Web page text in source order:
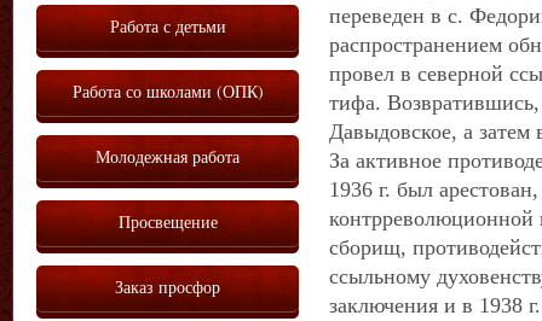
переведен в с.
распространением
провел в северной
тифа.
Давыдовское, а
За активное
1936 г. был
контрреволюционной
сборищ,
ссыльному
заключения и в 1938
Работа с детьми
Работа со школами (ОПК)
Молодежная работа
Просвещение
Заказ просфор